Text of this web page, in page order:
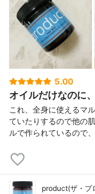
5.00
オイルだけなのに
これ、全身に使えるマ
ていたりするので他の
ルで作られているので
product(ザ・プ